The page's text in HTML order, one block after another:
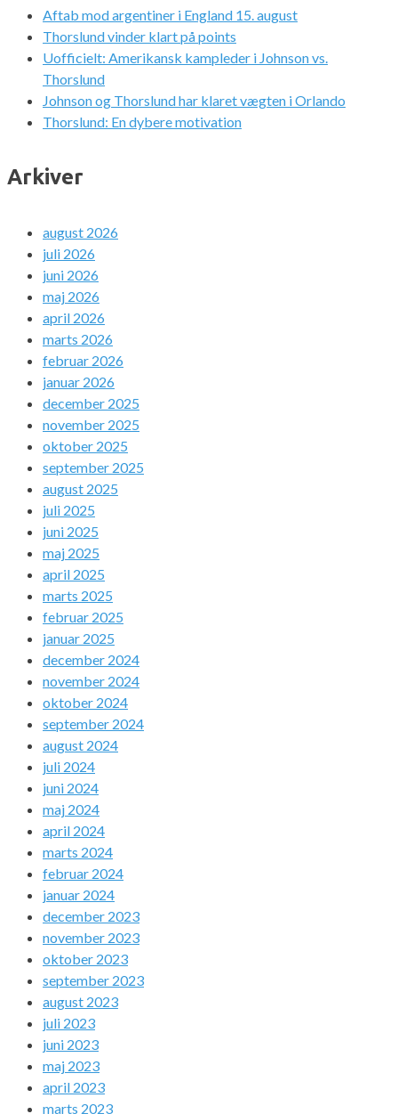
Aftab mod argentiner i England 15. august
Thorslund vinder klart på points
Uofficielt: Amerikansk kampleder i Johnson vs.
Thorslund
Johnson og Thorslund har klaret vægten i Orlando
Thorslund: En dybere motivation
Arkiver
august 2026
juli 2026
juni 2026
maj 2026
april 2026
marts 2026
februar 2026
januar 2026
december 2025
november 2025
oktober 2025
september 2025
august 2025
juli 2025
juni 2025
maj 2025
april 2025
marts 2025
februar 2025
januar 2025
december 2024
november 2024
oktober 2024
september 2024
august 2024
juli 2024
juni 2024
maj 2024
april 2024
marts 2024
februar 2024
januar 2024
december 2023
november 2023
oktober 2023
september 2023
august 2023
juli 2023
juni 2023
maj 2023
april 2023
marts 2023